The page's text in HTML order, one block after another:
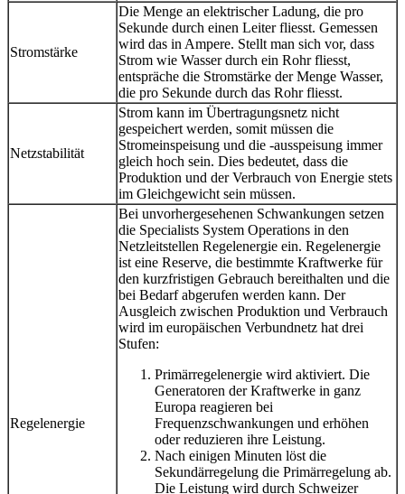
Stromstärke
Die Menge an elektrischer Ladung, die pro
Sekunde durch einen Leiter fliesst. Gemessen
wird das in Ampere. Stellt man sich vor, dass
Strom wie Wasser durch ein Rohr fliesst,
entspräche die Stromstärke der Menge Wasser,
die pro Sekunde durch das Rohr fliesst.
Netzstabilität
Strom kann im Übertragungsnetz nicht
gespeichert werden, somit müssen die
Stromeinspeisung und die -ausspeisung immer
gleich hoch sein. Dies bedeutet, dass die
Produktion und der Verbrauch von Energie stets
im Gleichgewicht sein müssen.
Regelenergie
Bei unvorhergesehenen Schwankungen setzen
die Specialists System Operations in den
Netzleitstellen Regelenergie ein. Regelenergie
ist eine Reserve, die bestimmte Kraftwerke für
den kurzfristigen Gebrauch bereithalten und die
bei Bedarf abgerufen werden kann. Der
Ausgleich zwischen Produktion und Verbrauch
wird im europäischen Verbundnetz hat drei
Stufen:
Primärregelenergie wird aktiviert. Die
Generatoren der Kraftwerke in ganz
Europa reagieren bei
Frequenzschwankungen und erhöhen
oder reduzieren ihre Leistung.
Nach einigen Minuten löst die
Sekundärregelung die Primärregelung ab.
Die Leistung wird durch Schweizer